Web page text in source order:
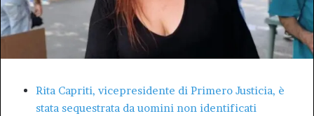
Rita Capriti, vicepresidente di Primero Justicia, è
stata sequestrata da uomini non identificati